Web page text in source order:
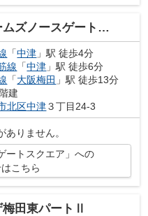
ノースゲートスクエア
「中津 」駅 徒歩4分
線 「中津 」駅 徒歩6分
「大阪梅田 」駅 徒歩13分
建
北区中津３丁目24-3
りません。
ートスクエア」への
こちら
梅田東パートⅡ